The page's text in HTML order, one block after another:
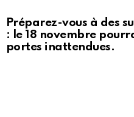
Préparez-vous à des
: le 18 novembre
portes inattendues.